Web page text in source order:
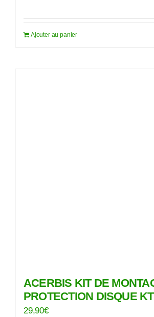
initial
était :
actuel
Ajouter au panier
ACERBIS KIT DE
PROTECTION DISQUE
29,90€